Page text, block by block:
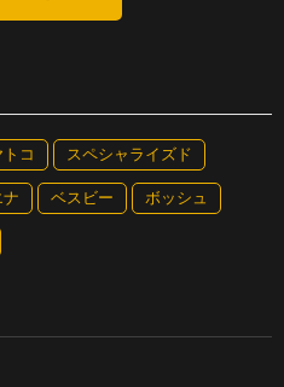
コ スペシャライズド
ベスビー ボッシュ